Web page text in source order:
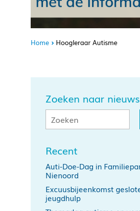
Home Hoogleraar Autisme
Zoeken naar nieuws
Recent
Auti-Doe-Dag in
Nienoord
Excuusbijeenkomst
jeugdhulp